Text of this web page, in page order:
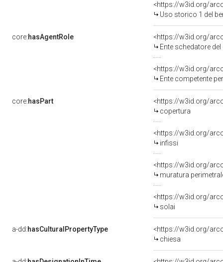
<https://w3id.org/
Uso storico 1 del
core:hasAgentRole
<https://w3id.org/
Ente schedatore del
Ente competente
core:hasPart
<https://w3id.org/
copertura
<https://w3id.org/
infissi
muratura
<https://w3id.org/
solai
a-dd:hasCulturalPropertyType
chiesa